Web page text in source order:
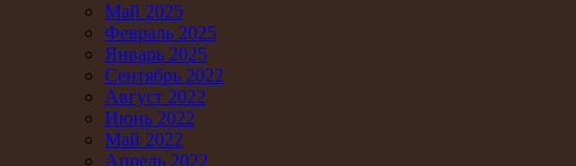
Май 2025
Февраль 2025
Январь 2025
Сентябрь 2022
Август 2022
Июнь 2022
Май 2022
Апрель 2022